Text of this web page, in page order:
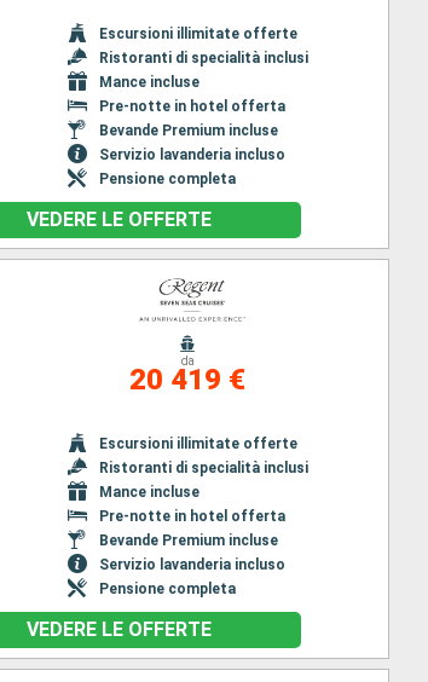
Escursioni illimitate offerte
Ristoranti di specialità inclusi
Mance incluse
Pre-notte in hotel offerta
Bevande Premium incluse
Servizio lavanderia incluso
Pensione completa
VEDERE LE OFFERTE
da
20 419 €
Escursioni illimitate offerte
Ristoranti di specialità inclusi
Mance incluse
Pre-notte in hotel offerta
Bevande Premium incluse
Servizio lavanderia incluso
Pensione completa
VEDERE LE OFFERTE